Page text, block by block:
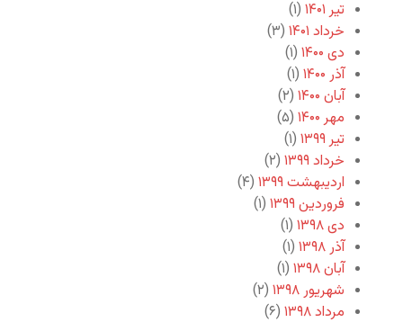
تیر ۱۴۰۱
(۱)
خرداد ۱۴۰۱
(۳)
دی ۱۴۰۰
(۱)
آذر ۱۴۰۰
(۱)
آبان ۱۴۰۰
(۲)
مهر ۱۴۰۰
(۵)
تیر ۱۳۹۹
(۱)
خرداد ۱۳۹۹
(۲)
اردیبهشت ۱۳۹۹
(۴)
فروردین ۱۳۹۹
(۱)
دی ۱۳۹۸
(۱)
آذر ۱۳۹۸
(۱)
آبان ۱۳۹۸
(۱)
شهریور ۱۳۹۸
(۲)
مرداد ۱۳۹۸
(۶)